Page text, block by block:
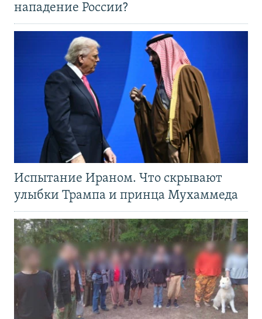
нападение России?
Испытание Ираном. Что скрывают
улыбки Трампа и принца Мухаммеда